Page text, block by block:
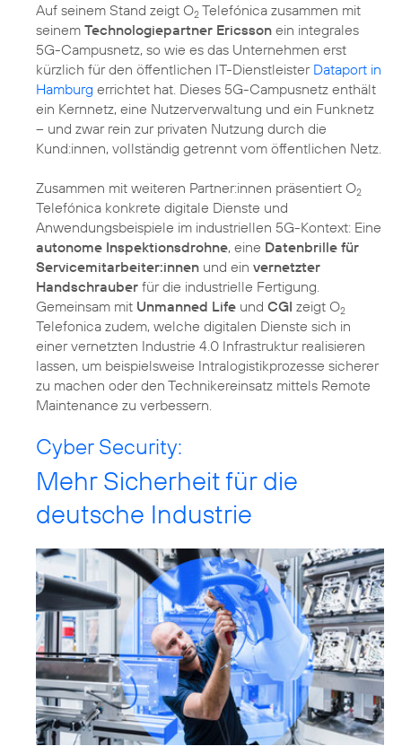
Auf seinem Stand zeigt O2 Telefónica zusammen mit
seinem Technologiepartner Ericsson ein integrales
5G-Campusnetz, so wie es das Unternehmen erst
kürzlich für den öffentlichen IT-Dienstleister Dataport in
Hamburg errichtet hat. Dieses 5G-Campusnetz enthält
ein Kernnetz, eine Nutzerverwaltung und ein Funknetz
– und zwar rein zur privaten Nutzung durch die
Kund:innen, vollständig getrennt vom öffentlichen Netz.
Zusammen mit weiteren Partner:innen präsentiert O2
Telefónica konkrete digitale Dienste und
Anwendungsbeispiele im industriellen 5G-Kontext: Eine
autonome Inspektionsdrohne, eine Datenbrille für
Servicemitarbeiter:innen und ein vernetzter
Handschrauber für die industrielle Fertigung.
Gemeinsam mit Unmanned Life und CGI zeigt O2
Telefonica zudem, welche digitalen Dienste sich in
einer vernetzten Industrie 4.0 Infrastruktur realisieren
lassen, um beispielsweise Intralogistikprozesse sicherer
zu machen oder den Technikereinsatz mittels Remote
Maintenance zu verbessern.
Cyber Security:
Mehr Sicherheit für die
deutsche Industrie